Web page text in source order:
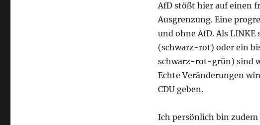
AfD stößt hier auf einen
Ausgrenzung. Eine
und ohne AfD. Als
(schwarz-rot) oder ein
schwarz-rot-grün) sind
Echte Veränderungen
CDU geben.
Ich persönlich bin